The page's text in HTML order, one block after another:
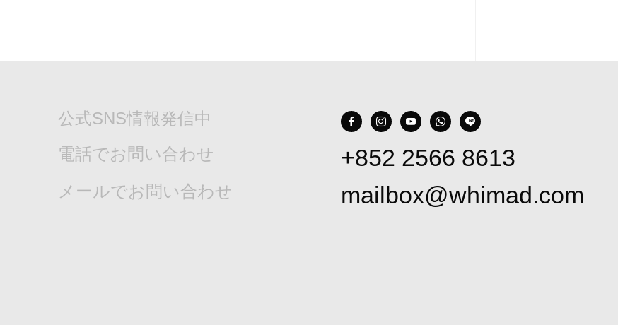
公式SNS情報発信中
電話でお問い合わせ
+852 2566 8613
メールでお問い合わせ mailbox@whimad.com